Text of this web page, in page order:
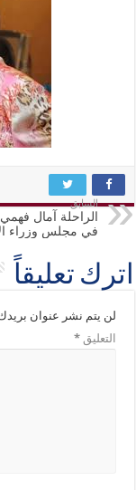
السابق
الراحلة آمال
في مجلس وزراء
اترك تعليقاً
لن يتم نشر عنوان بريدك
التعليق*